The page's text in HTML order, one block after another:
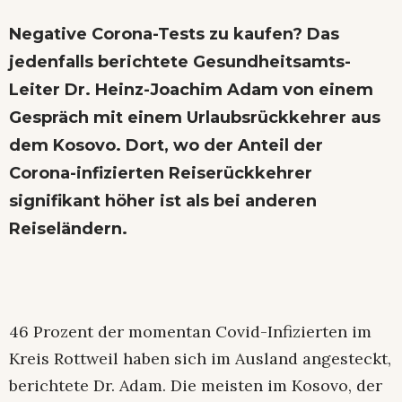
Negative Corona-Tests zu kaufen? Das
jedenfalls berichtete Gesundheitsamts-
Leiter Dr. Heinz-Joachim Adam von einem
Gespräch mit einem Urlaubsrückkehrer aus
dem Kosovo. Dort, wo der Anteil der
Corona-infizierten Reiserückkehrer
signifikant höher ist als bei anderen
Reiseländern.
46 Prozent der momentan Covid-Infizierten im
Kreis Rottweil haben sich im Ausland angesteckt,
berichtete Dr. Adam. Die meisten im Kosovo, der